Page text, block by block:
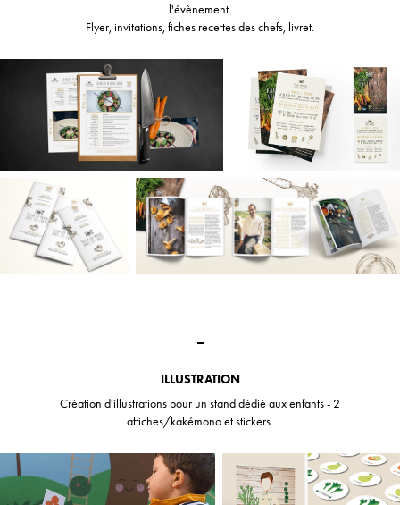
l'évènement.
Flyer, invitations, fiches recettes des chefs, livret.
ILLUSTRATION
Création d'illustrations pour un stand dédié aux enfants - 2
affiches/kakémono et stickers.